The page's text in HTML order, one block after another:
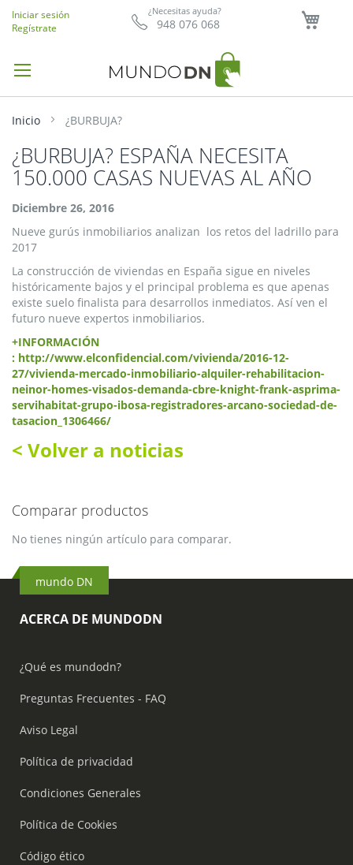
¿Necesitas ayuda?
948 076 068
Iniciar sesión
Regístrate
Inicio ¿BURBUJA?
¿BURBUJA? ESPAÑA NECESITA
150.000 CASAS NUEVAS AL AÑO
Diciembre 26, 2016
Nueve gurús inmobiliarios analizan los retos del ladrillo para
2017
La construcción de viviendas en España sigue en niveles
históricamente bajos y el principal problema es que apenas
existe suelo finalista para desarrollos inmediatos. Así ven el
futuro nueve expertos inmobiliarios.
+INFORMACIÓN
: http://www.elconfidencial.com/vivienda/2016-12-
27/vivienda-mercado-inmobiliario-alquiler-rehabilitacion-
neinor-homes-visados-demanda-cbre-knight-frank-asprima-
servihabitat-grupo-ibosa-registradores-arcano-sociedad-de-
tasacion_1306466/
< Volver a noticias
Comparar productos
No tienes ningún artículo para comparar.
mundo DN
ACERCA DE MUNDODN
¿Qué es mundodn?
Preguntas Frecuentes - FAQ
Aviso Legal
Política de privacidad
Condiciones Generales
Política de Cookies
Código ético